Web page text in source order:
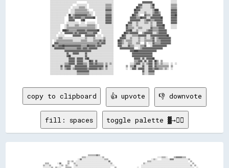
░░░░░░░░░░░░░░░░░░░░░░░░░░          ░░░░░░░░░░░░░░░░░░░░░░░░░░                            ▓▓▓▓▓▓▓▓▓▓                  ░░░░░░
░░░░░░░░░░░░░░░░░░░░░░    ░░░░░░░░░░  ░░░░░░░░░░░░░░░░▒▒▒▒▒▒░░                        ▓▓▓▓░░░░░░░░▒▒██                ▒▒▒▒▒▒
░░░░░░░░░░░░░░░░░░░░  ░░░░░░▒▒▒▒▒▒░░  ░░░░░░░░░░░░░░░░▒▒▒▒▒▒░░                      ██▓▓▒▒░░░░░░░░▒▒▓▓                ▒▒▒▒▒▒
░░░░░░░░░░░░░░░░░░  ░░░░▒▒▒▒▒▒▒▒▒▒▒▒░░    ░░░░░░░░░░░░▓▓▓▓▓▓░░                    ██▓▓▓▓░░░░░░░░░░░░▒▒████            ▓▓▓▓▓▓
░░░░░░░░░░░░░░░░░░  ░░░░▒▒▒▒▒▒▒▒▒▒▒▒▒▒░░░░  ░░░░░░░░░░▒▒▒▒▒▒░░                    ▓▓▓▓░░░░░░▒▒░░░░░░▒▒▓▓▓▓▒▒          ▓▓▓▓▓▓
░░░░░░░░░░░░░░░░  ██░░▒▒▓▓▓▓▓▓▓▓▓▓▓▓▒▒▒▒░░  ░░░░░░░░░░▓▓▓▓▓▓░░                  ██▓▓▒▒░░    ▓▓▒▒▒▒░░▓▓▓▓▓▓▓▓          ▓▓▓▓██
░░░░░░░░░░░░░░    ▓▓▓▓▒▒▓▓▓▓▓▓▒▒▒▒▓▓▓▓▓▓▓▓██  ░░░░░░░░▓▓▓▓▓▓░░                ▓▓▓▓▓▓▒▒▒▒██▓▓▓▓░░░░▓▓▓▓▓▓▓▓▓▓██        ▓▓▓▓▓▓
░░░░░░░░░░░░░░    ▓▓▓▓▓▓      ▓▓██            ░░░░░░░░▓▓▓▓▓▓░░                ▓▓▓▓▓▓▓▓▓▓░░░░▒▒▓▓▓▓▒▒▒▒▓▓▓▓▓▓▓▓        ▓▓▓▓▓▓
░░░░░░░░░░░░░░  ░░░░░░░░░░░░  ░░░░  ░░░░░░░░  ░░░░░░░░▓▓▓▓▓▓░░              ▓▓▓▓░░░░▒▒░░░░░░▒▒▒▒░░▒▒░░░░▓▓▓▓▓▓        ▓▓▓▓▓▓
░░░░░░░░░░    ░░▒▒░░░░░░▒▒▒▒░░░░░░░░▒▒▒▒▒▒▒▒░░  ░░░░░░░░░░░░░░            ██▒▒▒▒░░░░▒▒░░░░░░░░░░░░▒▒░░░░▓▓▓▓▓▓██      ░░░░░░
░░░░░░░░░░    ░░▒▒▒▒▒▒▒▒▒▒▒▒▒▒▒▒▒▒▒▒▒▒▒▒▒▒▒▒░░  ░░░░░░░░░░░░░░            ▓▓▒▒▒▒▒▒░░░░▒▒▒▒░░░░░░░░▓▓▒▒▒▒▒▒▓▓▓▓▓▓      ░░░░░░
░░░░░░░░░░  ████▓▓▒▒▒▒▒▒▒▒▓▓▓▓▓▓▓▓▒▒▓▓▓▓▓▓▓▓▓▓██  ░░░░░░░░░░░░            ▓▓▓▓██░░░░▒▒░░░░░░░░▒▒▓▓▓▓▒▒▒▒▒▒▓▓▓▓▓▓▓▓
░░░░░░░░  ░░  ▓▓▓▓▓▓▓▓▒▒▓▓▒▒▓▓▓▓▓▓▓▓▒▒▒▒▒▒▓▓▓▓    ░░░░░░░░░░░░          ██▓▓▒▒▓▓▓▓▓▓▓▓    ▒▒▓▓▓▓▓▓▓▓░░░░▒▒▓▓▓▓▓▓▓▓
░░░░░░  ░░░░░░        ▓▓▓▓▓▓▓▓    ▓▓▓▓▓▓▓▓▓▓  ░░░░  ░░░░░░░░░░        ██▓▓░░░░░░▒▒▒▒▒▒▓▓▓▓▓▓▓▓░░░░▓▓▓▓▓▓▓▓▓▓▓▓▓▓▓▓██
░░░░░░░░▒▒▒▒░░░░░░░░░░░░░░░░░░░░░░▒▒░░░░░░▒▒░░░░░░░░▒▒░░░░░░░░      ▓▓▓▓▓▓░░░░▒▒░░░░░░▒▒░░░░▒▒░░░░▒▒▓▓░░▒▒▓▓▓▓▓▓▓▓▓▓▓▓
░░  ░░▒▒▒▒▒▒▒▒▒▒▒▒▒▒▒▒░░░░░░░░▒▒▒▒▒▒░░░░░░▒▒▒▒▒▒▓▓▒▒▓▓░░░░░░░░    ██▓▓▒▒░░▒▒▒▒▒▒░░░░░░▒▒░░░░▒▒▒▒▒▒▒▒▓▓░░▒▒▒▒▓▓▓▓▓▓▓▓▓▓
░░  ▓▓▓▓▒▒▒▒▒▒▒▒▒▒▒▒▒▒▒▒▒▒▒▒▒▒▒▒▒▒▒▒▒▒▒▒▒▒▒▒▒▒▓▓▒▒▓▓▓▓░░░░░░░░    ▓▓▓▓▒▒░░░░▒▒▒▒░░░░▒▒▒▒    ▒▒  ░░░░▓▓▒▒▒▒▒▒▓▓▓▓▓▓▓▓▓▓
░░██▒▒▒▒▓▓▓▓██▓▓▓▓▓▓▓▓▓▓▓▓▓▓▓▓▒▒▒▒▒▒██▓▓▓▓▓▓▒▒▓▓▓▓░░░░░░░░░░░░    ▓▓▓▓░░░░░░▓▓▒▒▒▒░░░░░░▒▒▒▒▓▓    ░░▓▓▓▓▓▓▓▓▓▓▓▓▓▓
░░░░▓▓▓▓▓▓▓▓▓▓▒▒▒▒▒▒▒▒▒▒▒▒▓▓▓▓▒▒▓▓▓▓▒▒▓▓▓▓▓▓▓▓░░░░░░░░░░░░░░░░      ▓▓▓▓▓▓▓▓▓▓▓▓▓▓    ░░▒▒▓▓▓▓▓▓▓▓▓▓▓▓▓▓▓▓▓▓▓▓
░░░░░░░░░░░░░░▓▓▓▓▓▓▓▓▓▓▓▓▓▓▓▓▓▓▓▓▓▓▓▓▓▓░░░░░░░░░░░░░░░░░░░░░░                ▓▓▓▓████▓▓▓▓▓▓▓▓▓▓▓▓▓▓▓▓▓▓
░░░░░░░░░░░░░░░░▓▓░░░░▓▓▓▓▓▓░░░░░░▓▓░░░░░░░░░░░░░░░░░░░░░░░░░░                  ▓▓▓▓▓▓▓▓▓▓▓▓▓▓▓▓▓▓▓▓
░░░░░░░░░░░░░░░░▓▓██░░░░░░░░░░░░░░▓▓░░░░░░░░░░░░░░░░░░░░░░░░░░                  ▓▓▓▓▓▓▓▓▓▓▓▓▓▓▓▓▓▓▓▓
░░░░░░░░░░░░░░░░░░▓▓▓▓▓▓░░▓▓▓▓▓▓░░▓▓██░░░░░░░░░░░░░░░░░░░░░░░░                    ▓▓▓▓▓▓░░▓▓░░▓▓▓▓▓▓██
░░░░░░░░░░░░░░░░░░▓▓▓▓▓▓░░▓▓▓▓▓▓░░░░░░██▓▓░░▓▓░░░░░░░░░░░░░░░░                    ▒▒▒▒▓▓▓▓░░▓▓░░▓▓▓▓░░██▒▒  ▒▒
░░░░░░░░░░░░░░▒▒▒▒▓▓▓▓▓▓░░▓▓▓▓▓▓▒▒▒▒░░▓▓▓▓▒▒▓▓▒▒▒▒▒▒░░▒▒░░▒▒░░                ░░░░▒▒▓▓▓▓░░▒▒░░▒▒▓▓▓▓░░▓▓▒▒░░▒▒░░░░░░  ░░  ░░
░░░░░░░░░░▓▓░░▓▓▓▓▓▓░░░░▓▓▓▓▓▓▓▓▓▓▓▓░░▓▓▓▓▓▓▓▓▓▓▓▓▓▓░░▓▓░░░░░░            ▒▒  ▒▒▒▒██░░░░░░▓▓░░░░▓▓▓▓░░▓▓▒▒▒▒▒▒▒▒▒▒▒▒  ▒▒
░░░░░░░░░░▒▒░░▒▒▓▓▓▓░░▒▒▓▓▓▓▓▓▓▓▓▓▓▓▒▒▓▓▓▓▓▓▓▓▒▒▓▓▒▒░░▒▒░░░░░░            ░░  ░░▓▓▓▓░░▓▓▓▓▓▓░░░░▓▓▓▓▒▒▓▓▓▓▒▒▒▒░░▒▒░░  ░░
░░░░░░░░░░░░░░░░░░░░░░░░░░▓▓▓▓▓▓▓▓▓▓▓▓░░░░░░░░░░░░░░░░░░░░░░░░                            ▓▓░░░░▓▓▓▓▓▓
copy to clipboard 👍 upvote 👎 downvote
fill: spaces toggle palette ▓→✊🏽